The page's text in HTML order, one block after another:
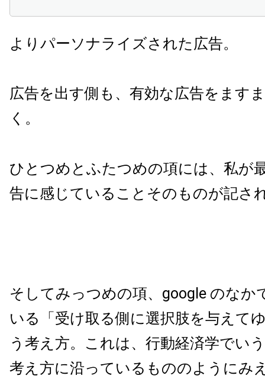
よりパーソナライズされた広告。
広告を出す側も、有効な広告をます
く。
ひとつめとふたつめの項には、私が
告に感じていることそのものが記さ
そしてみっつめの項、google のなか
いる「受け取る側に選択肢を与えて
う考え方。これは、行動経済学でい
考え方に沿っているもののようにみ